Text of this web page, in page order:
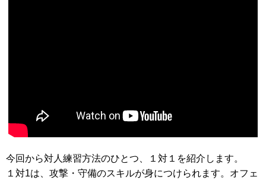
今回から対人練習方法のひとつ、１対１を紹介します。
１対1は、攻撃・守備のスキルが身につけられます。オフェ